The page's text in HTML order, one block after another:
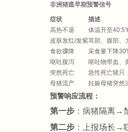
非洲猪瘟早期预警信号
症状
描述
高热不退
体温升至
皮肤发红/发紫耳部、腹部、
食欲骤降
采食量下降
呕吐腹泻
呕吐物带血、
突然死亡
急性死亡猪只
母猪流产
妊娠母猪突然
预警响应流程：
第一步 ：病猪隔离→
第二步 ：上报场长→